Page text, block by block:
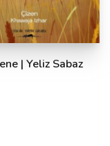
| Yeliz Sabaz